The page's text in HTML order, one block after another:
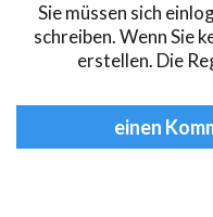
Sie müssen sich
schreiben. Wenn Sie
erstellen. Die
einen